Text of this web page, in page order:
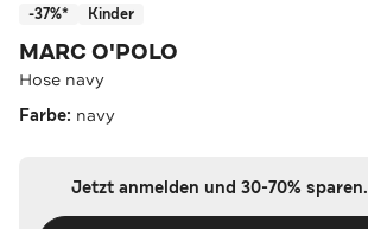
-37%* Kinder
MARC O'POLO
Hose navy
Farbe: navy
Jetzt anmelden und 30-70% sparen.